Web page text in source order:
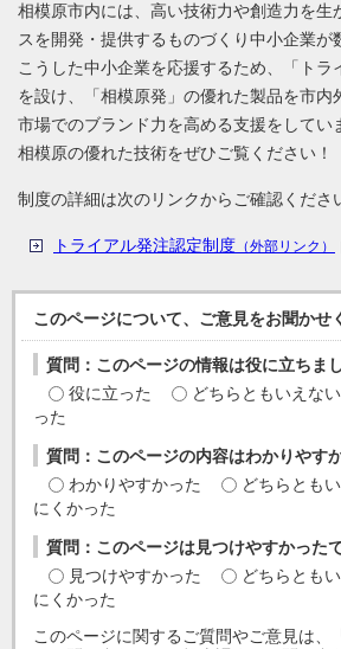
相模原市内には、高い技術力や創造力を生
スを開発・提供するものづくり中小企業が
こうした中小企業を応援するため、「トラ
を設け、「相模原発」の優れた製品を市内
市場でのブランド力を高める支援をしてい
相模原の優れた技術をぜひご覧ください！
制度の詳細は次のリンクからご確認くださ
トライアル発注認定制度 （外部リンク）
このページについて、ご意見をお聞かせ
質問：このページの情報は役に立ちま
役に立った
どちらともいえない
った
質問：このページの内容はわかりやす
わかりやすかった
どちらとも
にくかった
質問：このページは見つけやすかった
見つけやすかった
どちらとも
にくかった
このページに関するご質問やご意見は、